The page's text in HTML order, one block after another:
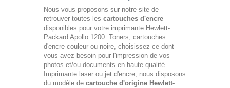
Nous vous proposons sur notre site de
retrouver toutes les cartouches d'encre
disponibles pour votre imprimante Hewlett-
Packard Apollo 1200. Toners, cartouches
d'encre couleur ou noire, choisissez ce dont
vous avez besoin pour l'impression de vos
photos et/ou documents en haute qualité.
Imprimante laser ou jet d'encre, nous disposons
du modèle de cartouche d'origine Hewlett-